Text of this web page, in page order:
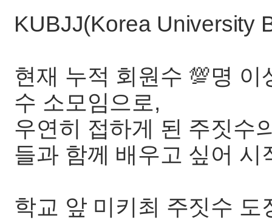
KUBJJ(Korea University
현재 누적 회원수 💯명
수 소모임으로,
우연히 접하게 된 주짓수
들과 함께 배우고 싶어 시
학교 앞 미키최 주짓수